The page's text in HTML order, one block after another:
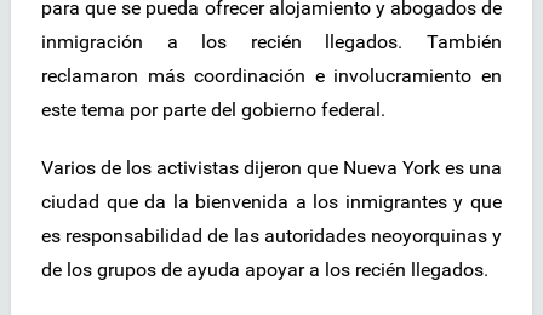
para que se pueda ofrecer alojamiento y abogados de
inmigración a los recién llegados. También
reclamaron más coordinación e involucramiento en
este tema por parte del gobierno federal.
Varios de los activistas dijeron que Nueva York es una
ciudad que da la bienvenida a los inmigrantes y que
es responsabilidad de las autoridades neoyorquinas y
de los grupos de ayuda apoyar a los recién llegados.